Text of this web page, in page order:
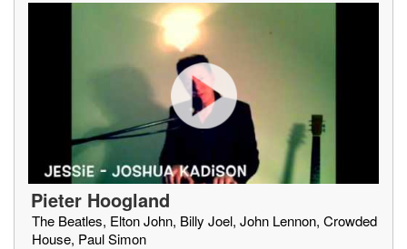
Pieter Hoogland
The Beatles, Elton John, Billy Joel, John Lennon, Crowded
House, Paul Simon